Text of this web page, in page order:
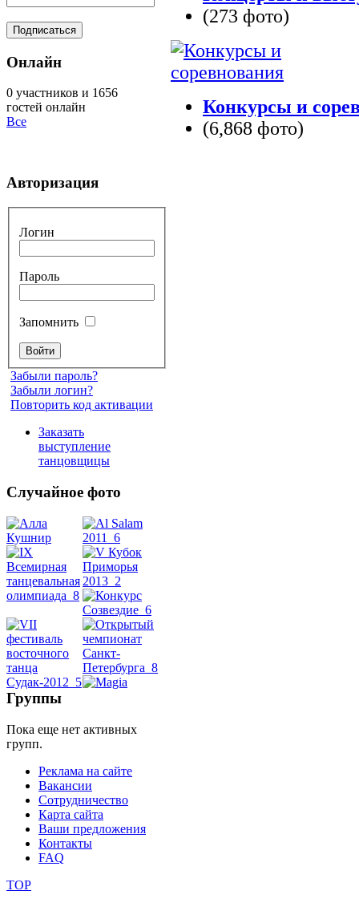
(273 фото)
Конкурсы и
(6,868 фото)
Онлайн
0 участников и 1656
гостей онлайн
Все
Авторизация
Логин
Пароль
Запомнить
Забыли пароль?
Забыли логин?
Повторить код активации
Заказать
выступление
танцовщицы
Случайное фото
Группы
Пока еще нет активных
групп.
Реклама на сайте
Вакансии
Сотрудничество
Карта сайта
Ваши предложения
Контакты
FAQ
TOP